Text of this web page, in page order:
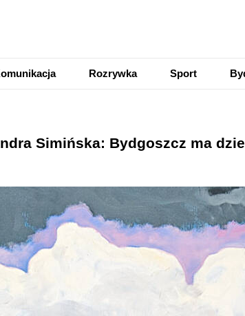
Rozrywka Sport
Simińska: Bydgoszcz ma